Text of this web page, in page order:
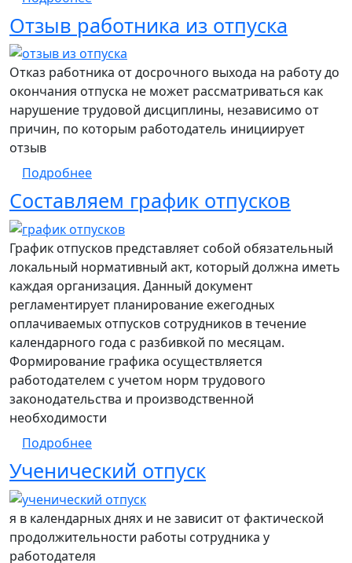
Отзыв работника из отпуска
Отказ работника от досрочного выхода на работу до
окончания отпуска не может рассматриваться как
нарушение трудовой дисциплины, независимо от
причин, по которым работодатель инициирует
отзыв
Подробнеео Отзыв работника из отпуска
Составляем график отпусков
График отпусков представляет собой обязательный
локальный нормативный акт, который должна иметь
каждая организация. Данный документ
регламентирует планирование ежегодных
оплачиваемых отпусков сотрудников в течение
календарного года с разбивкой по месяцам.
Формирование графика осуществляется
работодателем с учетом норм трудового
законодательства и производственной
необходимости
Подробнеео Составляем график отпусков
Ученический отпуск
я в календарных днях и не зависит от фактической
продолжительности работы сотрудника у
работодателя